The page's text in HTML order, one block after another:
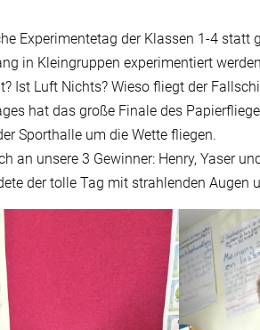
Experimentetag der Klassen 1-4 statt
in Kleingruppen experimentiert
Ist Luft Nichts? Wieso fliegt der
hat das große Finale des
Sporthalle um die Wette fliegen.
an unsere 3 Gewinner: Henry, Yaser
der tolle Tag mit strahlenden Augen